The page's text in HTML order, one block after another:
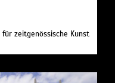
zeitgenössische Kunst